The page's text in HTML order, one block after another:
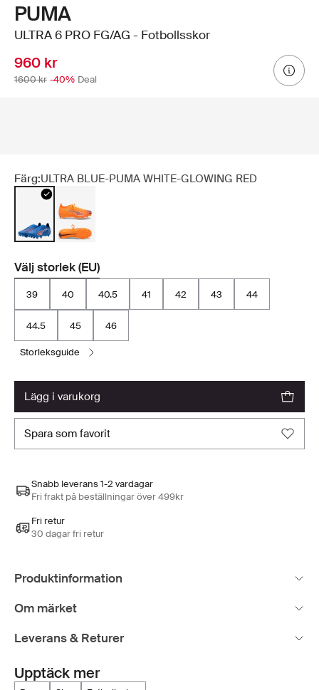
PUMA
ULTRA 6 PRO FG/AG - Fotbollsskor
960 kr
1600 kr -40% Deal
Färg:ULTRA BLUE-PUMA WHITE-GLOWING RED
Välj storlek (EU)
39 40 40.5 41 42 43 44
44.5 45 46
storleksguide
lägg i varukorg
spara som favorit
Snabb leverans 1-2 vardagar
Fri frakt på beställningar över 499kr
Fri retur
30 dagar fri retur
Produktinformation
Om märket
Leverans & Returer
Upptäck mer